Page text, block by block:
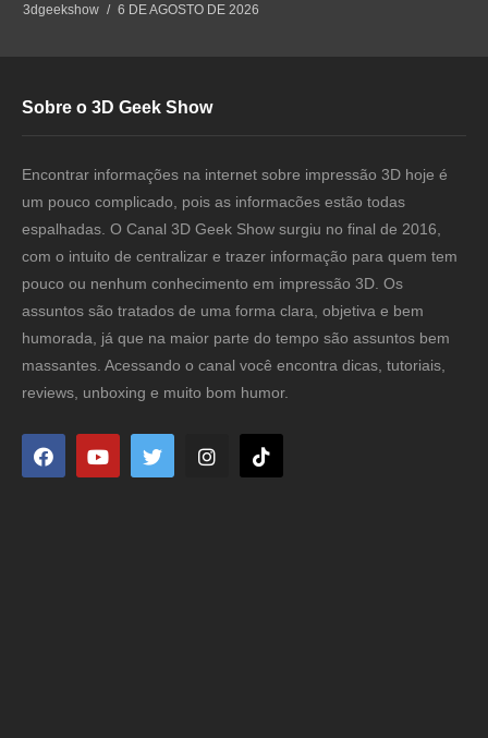
3dgeekshow 6 DE AGOSTO DE 2026
Sobre o 3D Geek Show
Encontrar informações na internet sobre impressão 3D hoje é
um pouco complicado, pois as informacões estão todas
espalhadas. O Canal 3D Geek Show surgiu no final de 2016,
com o intuito de centralizar e trazer informação para quem tem
pouco ou nenhum conhecimento em impressão 3D. Os
assuntos são tratados de uma forma clara, objetiva e bem
humorada, já que na maior parte do tempo são assuntos bem
massantes. Acessando o canal você encontra dicas, tutoriais,
reviews, unboxing e muito bom humor.